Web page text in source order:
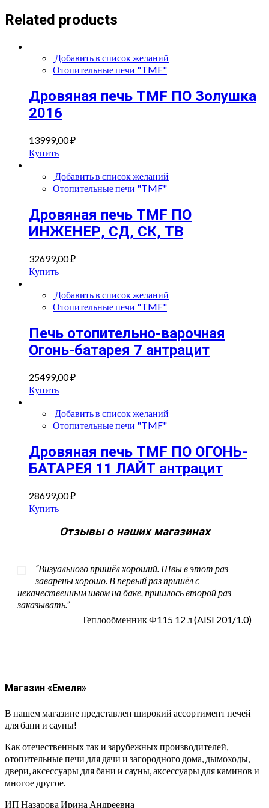
Related products
Добавить в список желаний
Отопительные печи "TMF"
Дровяная печь TMF ПО Золушка
2016
13999,00₽
Купить
Добавить в список желаний
Отопительные печи "TMF"
Дровяная печь TMF ПО
ИНЖЕНЕР, СД, СК, ТВ
32699,00₽
Купить
Добавить в список желаний
Отопительные печи "TMF"
Печь отопительно-варочная
Огонь-батарея 7 антрацит
25499,00₽
Купить
Добавить в список желаний
Отопительные печи "TMF"
Дровяная печь TMF ПО ОГОНЬ-
БАТАРЕЯ 11 ЛАЙТ антрацит
28699,00₽
Купить
Отзывы о наших магазинах
“Визуального пришёл хороший. Швы в этот раз
заварены хорошо. В первый раз пришёл с
некачественным швом на баке, пришлось второй раз
заказывать.”
Теплообменник Ф115 12 л (AISI 201/1.0)
Магазин «Емеля»
В нашем магазине представлен широкий ассортимент печей
для бани и сауны!
Как отечественных так и зарубежных производителей,
отопительные печи для дачи и загородного дома, дымоходы,
двери, аксессуары для бани и сауны, аксессуары для каминов и
многое другое.
ИП Назарова Ирина Андреевна⁠